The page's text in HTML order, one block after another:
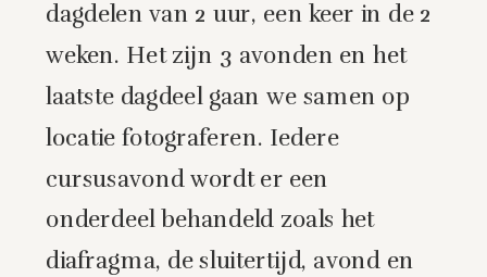
dagdelen van 2 uur, een keer in de 2
weken. Het zijn 3 avonden en het
laatste dagdeel gaan we samen op
locatie fotograferen. Iedere
cursusavond wordt er een
onderdeel behandeld zoals het
diafragma, de sluitertijd, avond en